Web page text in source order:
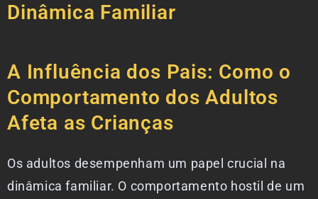
Dinâmica Familiar
A Influência dos Pais: Como o
Comportamento dos Adultos
Afeta as Crianças
Os adultos desempenham um papel crucial na
dinâmica familiar. O comportamento hostil de um